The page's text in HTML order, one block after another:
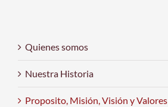
Quienes somos
Nuestra Historia
Proposito, Misión, Visión y Valores